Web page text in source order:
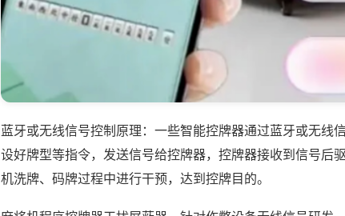
蓝牙或无线信号控制原理：一些智能控牌器通过蓝牙或无线
设好牌型等指令，发送信号给控牌器，控牌器接收到信号后
机洗牌、码牌过程中进行干预，达到控牌目的。